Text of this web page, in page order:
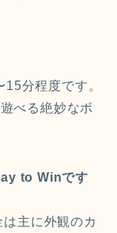
分程度です。
べる絶妙なボ
to Winです
主に外観のカ